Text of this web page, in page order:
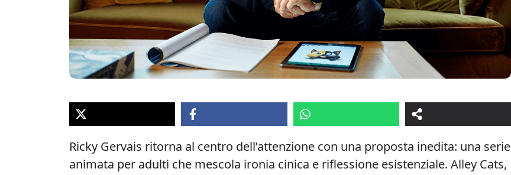
Ricky Gervais ritorna al centro dell’attenzione con una proposta inedita: una serie
animata per adulti che mescola ironia cinica e riflessione esistenziale. Alley Cats,